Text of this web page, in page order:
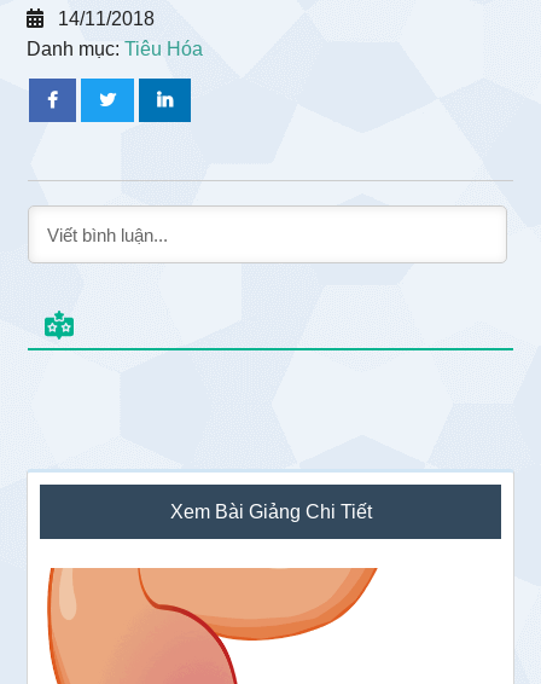
14/11/2018
Danh mục:Tiêu Hóa
Sidebar
chính
Xem Bài Giảng Chi Tiết